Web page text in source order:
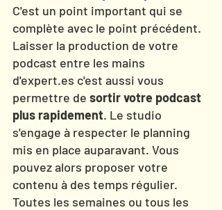
C'est un point important qui se
complète avec le point précédent.
Laisser la production de votre
podcast entre les mains
d'expert.es c'est aussi vous
permettre de sortir votre podcast
plus rapidement. Le studio
s'engage à respecter le planning
mis en place auparavant. Vous
pouvez alors proposer votre
contenu à des temps régulier.
Toutes les semaines ou tous les